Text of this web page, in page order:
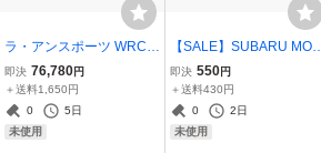
ラ・アンスポーツ WRC C
USTOM カーボンエアロ
ミラー インプレッサ GD
丸目型用 02'タイプ WRC
受注生産品 送料別途
即決 76,780円
＋送料1,650円
0
5日
未使用
【SALE】SUBARU MOT
ORSPORTS USA FACE
MASK （色-黒）フリーサ
イズ（大人）限定品 1枚
レターパック430
即決 550円
＋送料430円
0
2日
未使用